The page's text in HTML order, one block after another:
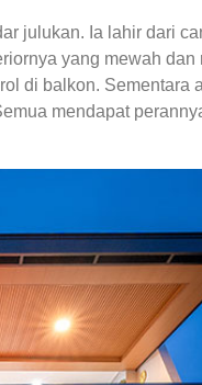
julukan. Ia lahir dari
yang mewah dan
di balkon. Sementara
mendapat